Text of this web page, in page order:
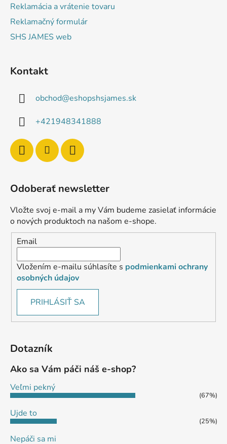
Reklamácia a vrátenie tovaru
Reklamačný formulár
SHS JAMES web
Kontakt
obchod@eshopshsjames.sk
+421948341888
Odoberať newsletter
Vložte svoj e-mail a my Vám budeme zasielať informácie
o nových produktoch na našom e-shope.
Email
Vložením e-mailu súhlasíte s podmienkami ochrany
osobných údajov
PRIHLÁSIŤ SA
Dotazník
Ako sa Vám páči náš e-shop?
Veľmi pekný
(67%)
Ujde to
(25%)
Nepáči sa mi